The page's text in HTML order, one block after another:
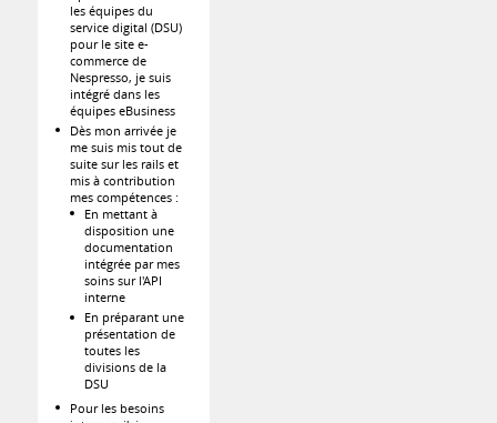
les équipes du
service digital (DSU)
pour le site e-
commerce de
Nespresso, je suis
intégré dans les
équipes eBusiness
Dès mon arrivée je
me suis mis tout de
suite sur les rails et
mis à contribution
mes compétences :
En mettant à
disposition une
documentation
intégrée par mes
soins sur l'API
interne
En préparant une
présentation de
toutes les
divisions de la
DSU
Pour les besoins